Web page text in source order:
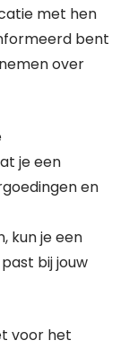
met hen
bent
over
je een
en
kun je een
bij jouw
voor het